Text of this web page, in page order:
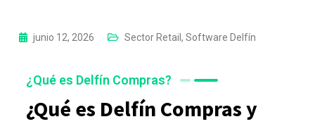
junio 12, 2026 Sector Retail , Software Delfín
¿Qué es Delfín Compras?
¿Qué es Delfín Compras y